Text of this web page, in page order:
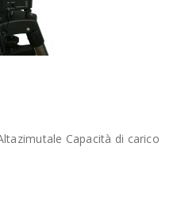
Capacità di carico